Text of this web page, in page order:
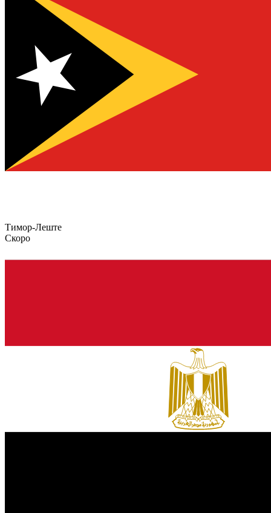
Тимор-Леште
Скоро